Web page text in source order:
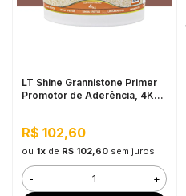
LT Shine Grannistone Primer
Promotor de Aderência, 4KG
R$ 102,60
ou 1xde R$ 102,60 sem juros
- +